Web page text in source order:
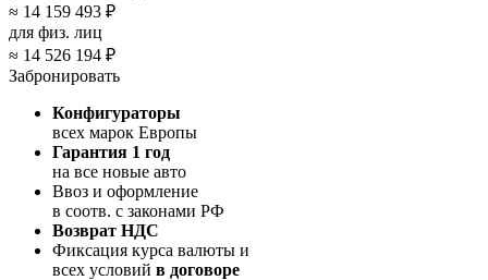
≈ 14 159 493 ₽
для физ. лиц
≈ 14 526 194 ₽
Забронировать
Конфигураторы
всех марок Европы
Гарантия 1 год
на все новые авто
Ввоз и оформление
в соотв. с законами РФ
Возврат НДС
Фиксация курса валюты и
всех условий в договоре